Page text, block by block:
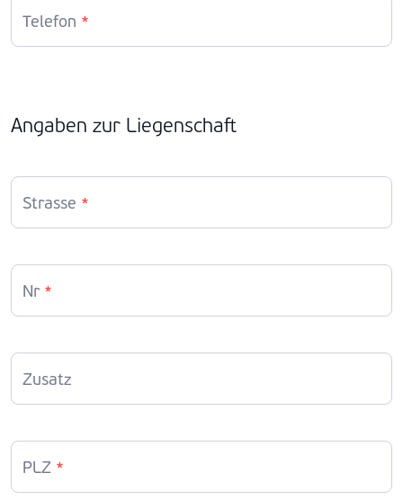
Telefon *
Angaben zur Liegenschaft
Strasse *
Nr *
Zusatz
PLZ *